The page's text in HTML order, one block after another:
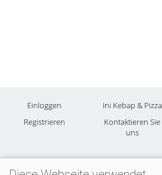
Einloggen
Registrieren
Ini Kebap & Pizza
Kontaktieren Sie
uns